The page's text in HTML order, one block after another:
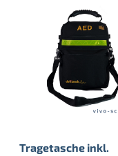
Tragetasche inkl.